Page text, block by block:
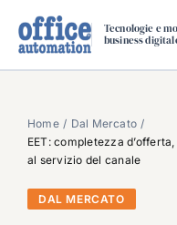
Tecnologie e
business
SPECIAL PAPER
TAVOLE ROTONDE DI
DAL MERCATO
Home
Dal Mercato
EET: completezza
al servizio del canale
DAL MERCATO